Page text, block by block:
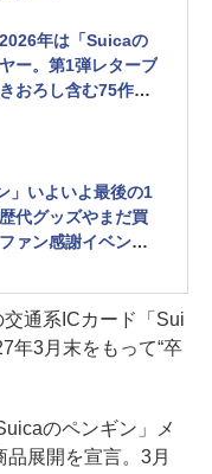
年は「Suicaの
ー。第1弾レターブ
おろし含む75作品
」いよいよ最後の1
代グッズやまだ買
ァン感謝イベント
通系ICカード「Sui
年3月末をもって“卒
のペンギン」メ
展開を宣言。3月